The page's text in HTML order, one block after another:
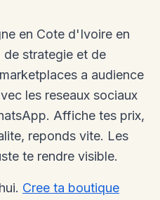
en Cote d'Ivoire en
strategie et de
a audience
les reseaux sociaux
Affiche tes prix,
reponds vite. Les
te rendre visible.
Cree ta boutique